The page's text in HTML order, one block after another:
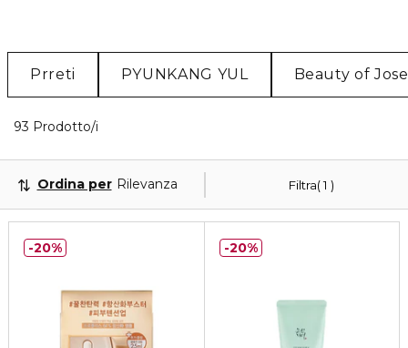
Prreti PYUNKANG YUL Beauty of
93 Prodotto/i
Filtra 1
Ordina per Rilevanza
20% 20%